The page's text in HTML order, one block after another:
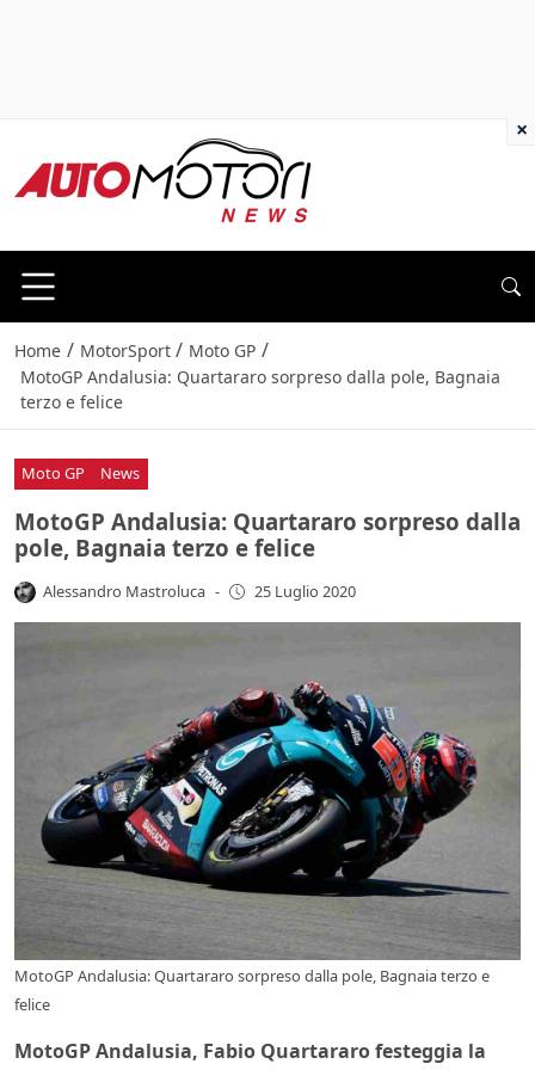
Home / MotorSport / Moto GP /
MotoGP Andalusia: Quartararo sorpreso dalla pole, Bagnaia
terzo e felice
Moto GP News
MotoGP Andalusia: Quartararo sorpreso dalla
pole, Bagnaia terzo e felice
Alessandro Mastroluca - 25 Luglio 2020
MotoGP Andalusia: Quartararo sorpreso dalla pole, Bagnaia terzo e
felice
MotoGP Andalusia, Fabio Quartararo festeggia la
×